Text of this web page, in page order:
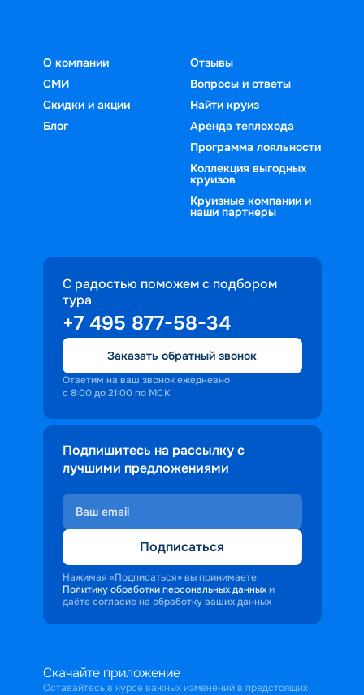
О компании
СМИ
Скидки и акции
Блог
Отзывы
Вопросы и ответы
Найти круиз
Аренда теплохода
Программа лояльности
Коллекция выгодных
круизов
Круизные компании и
наши партнеры
С радостью поможем с подбором
тура
+7 495 877-58-34
Заказать обратный звонок
Ответим на ваш звонок ежедневно
с 8:00 до 21:00 по МСК
Подпишитесь на рассылку с
лучшими предложениями
Подписаться
Нажимая «Подписаться» вы принимаете
Политику обработки персональных данных и
даёте согласие на обработку ваших данных
Скачайте приложение
Оставайтесь в курсе важных изменений в предстоящих